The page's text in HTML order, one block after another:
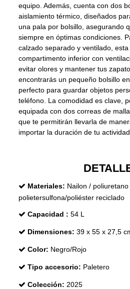
equipo. Además, cuenta con dos
aislamiento térmico, diseñados
una pala por bolsillo, asegurando
siempre en óptimas condiciones.
calzado separado y ventilado,
compartimento inferior con
evitar olores y mantener tus
encontrarás un pequeño bolsillo
perfecto para guardar objetos
teléfono. La comodidad es clave,
equipada con dos correas de
que te permitirán llevarla de
importar la duración de tu actividad.
Materiales: Nailon /
polietersulfona/poliéster reciclado
Capacidad : 54 L
Dimensiones: 39 x 55 x 27,5
Color: Negro/Rojo
Tipo accesorio: Paletero
Colección: 2025